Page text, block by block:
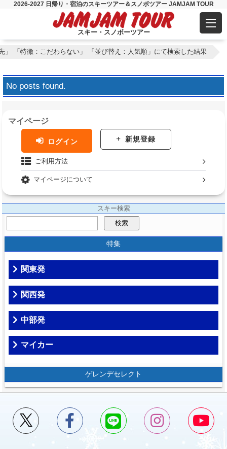
2026-2027 日帰り・宿泊のスキーツアー＆スノボツアー JAMJAM TOUR
スキー・スノボーツアー
「特徴：こだわらない」 「並び替え：人気順」にて検索した結果
No posts found.
マイページ
ログイン 新規登録
ご利用方法
マイページについて
スキー検索
検索
特集
関東発
関西発
中部発
マイカー
ゲレンデセレクト